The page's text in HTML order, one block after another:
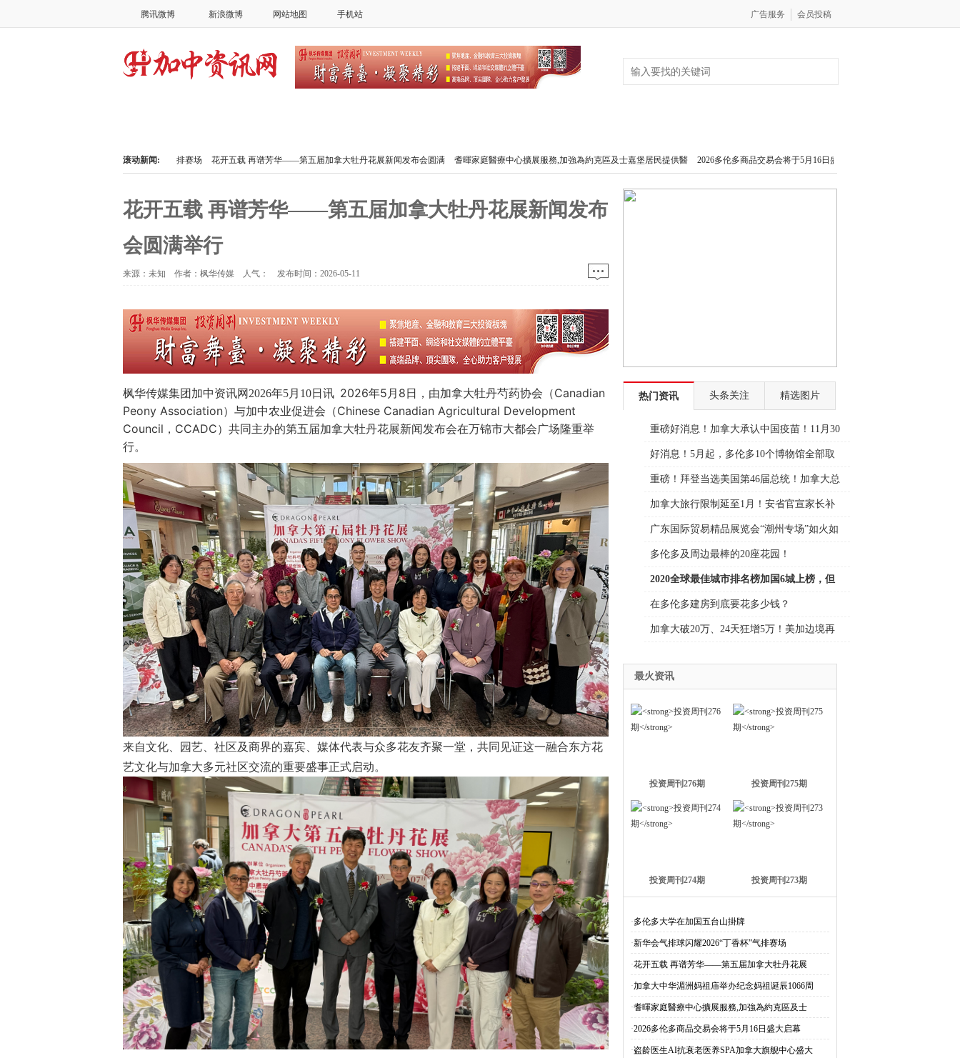
腾讯微博 新浪微博 网站地图 手机站 广告服务 会员投稿
滚动新闻:
排球闪耀2026“丁香杯”气排赛场 花开五载 再谱芳华——第五届加拿大牡丹花展新闻发布会圆满 耆暉家庭醫療中心擴展服務,加強為約克區及士嘉堡居民提供醫 2026多伦多商品交易会将于5月16日盛大启幕 盗龄医生AI抗衰老医养SPA加拿大旗舰中
花开五载 再谱芳华——第五届加拿大牡丹花展新闻发布
会圆满举行
来源：未知 作者：枫华传媒 人气： 发布时间：2026-05-11
枫华传媒集团加中资讯网2026年5月10日讯 2026年5月8日，由加拿大牡丹芍药协会（Canadian
Peony Association）与加中农业促进会（Chinese Canadian Agricultural Development
Council，CCADC）共同主办的第五届加拿大牡丹花展新闻发布会在万锦市大都会广场隆重举
行。
来自文化、园艺、社区及商界的嘉宾、媒体代表与众多花友齐聚一堂，共同见证这一融合东方花
艺文化与加拿大多元社区交流的重要盛事正式启动。
热门资讯 头条关注 精选图片
重磅好消息！加拿大承认中国疫苗！11月30
日可
好消息！5月起，多伦多10个博物馆全部取
消门
重磅！拜登当选美国第46届总统！加拿大总
理表
加拿大旅行限制延至1月！安省官宣家长补
贴11
广东国际贸易精品展览会“潮州专场”如火如
荼
多伦多及周边最棒的20座花园！
2020全球最佳城市排名榜加国6城上榜，但
全输
在多伦多建房到底要花多少钱？
加拿大破20万、24天狂增5万！美加边境再
最火资讯
投资周刊276期 投资周刊275期
投资周刊274期 投资周刊273期
·多伦多大学在加国五台山掛牌
·新华会气排球闪耀2026“丁香杯”气排赛场
·花开五载 再谱芳华——第五届加拿大牡丹花展
·加拿大中华湄洲妈祖庙举办纪念妈祖诞辰1066周
·耆暉家庭醫療中心擴展服務,加強為約克區及士
·2026多伦多商品交易会将于5月16日盛大启幕
·盗龄医生AI抗衰老医养SPA加拿大旗舰中心盛大